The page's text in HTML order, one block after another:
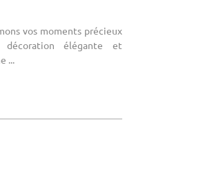
vos moments précieux
élégante et
...